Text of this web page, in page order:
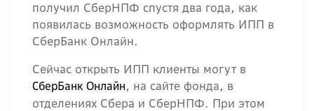
получил СберНПФ спустя два года, как
появилась возможность оформлять ИПП в
СберБанк Онлайн.
Сейчас открыть ИПП клиенты могут в
СберБанк Онлайн, на сайте фонда, в
отделениях Сбера и СберНПФ. При этом